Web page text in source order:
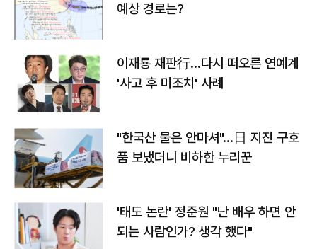
예상 경로는?
이재룡 재판行…다시 떠오른 연예계
'사고 후 미조치' 사례
"한국산 물은 안마셔"…日 지진 구호
품 보냈더니 비하한 누리꾼
'태도 논란' 정준원 "난 배우 하면 안
되는 사람인가? 생각 했다"